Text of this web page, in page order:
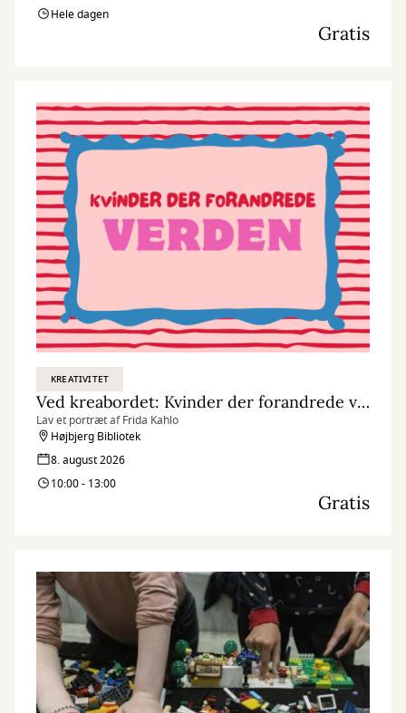
Hele dagen
Gratis
KREATIVITET
Ved kreabordet: Kvinder der forandrede verden
Lav et portræt af Frida Kahlo
Højbjerg Bibliotek
8. august 2026
10:00 - 13:00
Gratis